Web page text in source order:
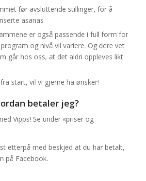
før avsluttende stillinger, for å
asanas
er også passende i full form for
og nivå vil variere. Og dere vet
går hos oss, at det aldri oppleves likt
start, vil vi gjerne ha ønsker!
betaler jeg?
Vipps! Se under «priser og
etterpå med beskjed at du har betalt,
på Facebook.